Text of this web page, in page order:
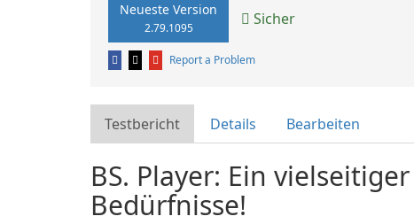
Neueste Version
2.79.1095 Sicher
Report a Problem
Testbericht Details Bearbeiten
BS. Player: Ein
Bedürfnisse!